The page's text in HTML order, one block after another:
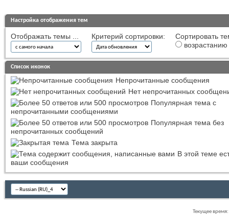
Настройка отображения тем
Отображать темы ... Критерий сортировки:
Сортировать
возрастанию
Список иконок
Непрочитанные сообщения
Нет непрочитанных
Популярная тема с
непрочитанными сообщениями
Популярная тема без
непрочитанных сообщений
Тема закрыта
В этой теме
ваши сообщения
Текущее время: